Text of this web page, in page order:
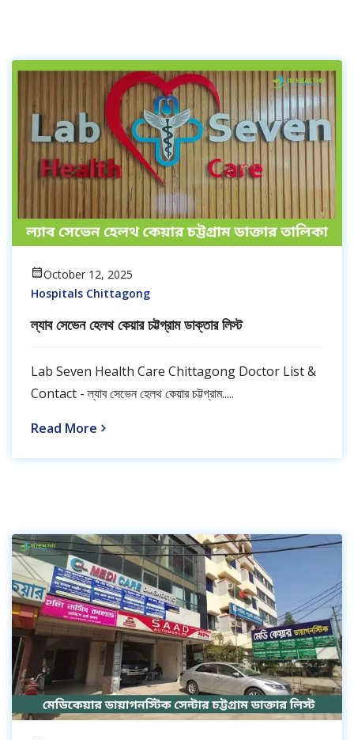
October 12, 2025
Hospitals Chittagong
ল্যাব সেভেন হেলথ কেয়ার চট্টগ্রাম ডাক্তার লিস্ট
Lab Seven Health Care Chittagong Doctor List &
Contact - ল্যাব সেভেন হেলথ কেয়ার চট্টগ্রাম.....
Read More